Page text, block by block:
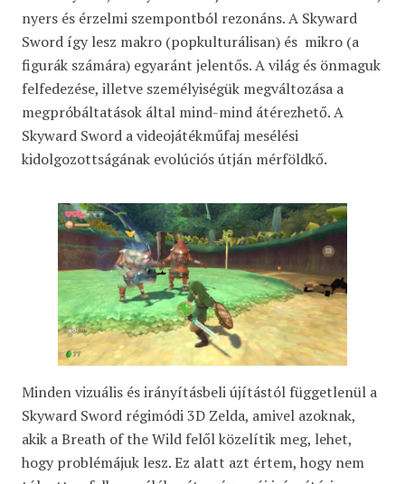
nyers és érzelmi szempontból rezonáns. A Skyward
Sword így lesz makro (popkulturálisan) és mikro (a
figurák számára) egyaránt jelentős. A világ és önmaguk
felfedezése, illetve személyiségük megváltozása a
megpróbáltatások által mind-mind átérezhető. A
Skyward Sword a videojátékműfaj mesélési
kidolgozottságának evolúciós útján mérföldkő.
Minden vizuális és irányításbeli újítástól függetlenül a
Skyward Sword régimódi 3D Zelda, amivel azoknak,
akik a Breath of the Wild felől közelítik meg, lehet,
hogy problémájuk lesz. Ez alatt azt értem, hogy nem